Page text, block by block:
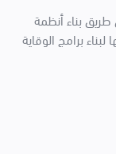
بناء أنظمة
برامج الوقاية